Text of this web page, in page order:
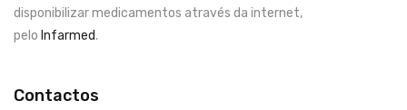
disponibilizar medicamentos através da internet,
pelo Infarmed.
Contactos